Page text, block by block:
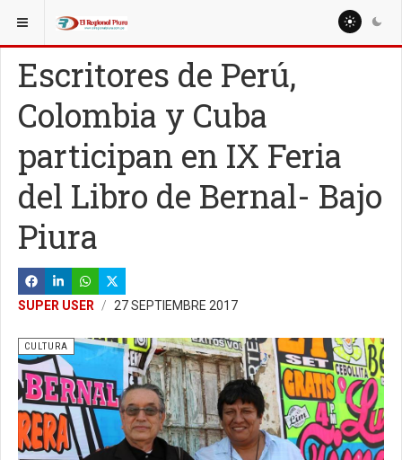
ESTÁ AQUÍ: MISCELANEAS
Escritores de Perú,
Colombia y Cuba
participan en IX Feria
del Libro de Bernal- Bajo
Piura
SUPER USER 27 SEPTIEMBRE 2017
CULTURA